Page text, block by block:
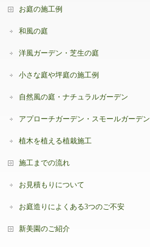
お庭の施工例
和風の庭
洋風ガーデン・芝生の庭
小さな庭や坪庭の施工例
自然風の庭・ナチュラルガーデン
アプローチガーデン・スモールガーデン
植木を植える植栽施工
施工までの流れ
お見積もりについて
お庭造りによくある3つのご不安
新美園のご紹介